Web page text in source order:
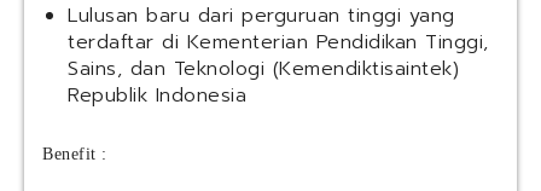
Lulusan baru dari perguruan tinggi yang
terdaftar di Kementerian Pendidikan Tinggi,
Sains, dan Teknologi (Kemendiktisaintek)
Republik Indonesia
Benefit :